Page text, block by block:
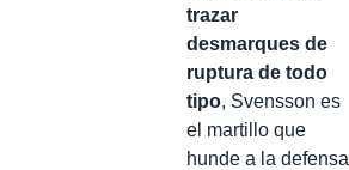
trazar
desmarques de
ruptura de todo
tipo, Svensson es
el martillo que
hunde a la defensa